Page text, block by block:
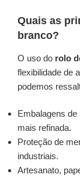
Quais as
branco?
O uso do rolo
flexibilidade de
podemos
Embalagens
mais refinada.
Proteção de
industriais.
Artesanato,